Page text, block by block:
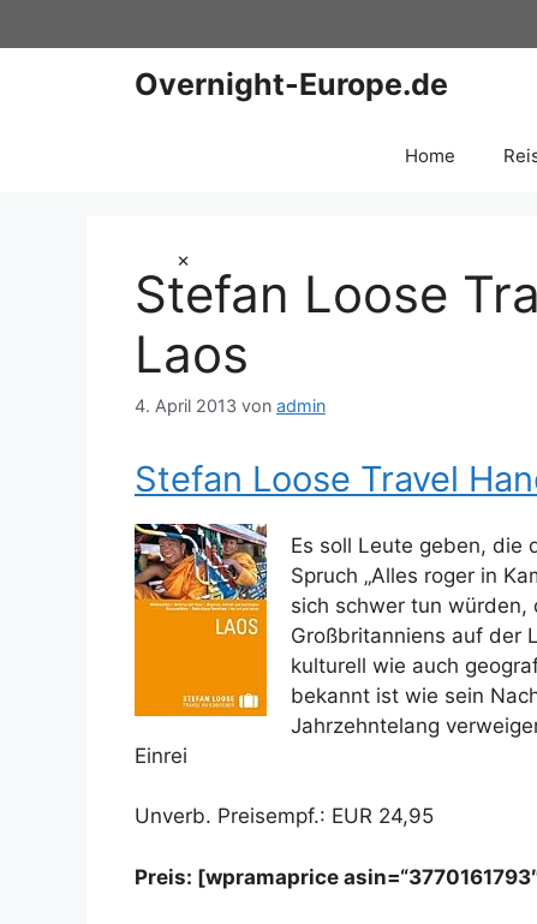
×
Inhalt
Overnight-Europe.de
Home
Stefan Loose
Laos
4. April 2013 von admin
Stefan Loose Travel
Es soll Leute geben, die
Spruch „Alles roger in
sich schwer tun würden,
Großbritanniens auf der
kulturell wie auch
bekannt ist wie sein
Jahrzehntelang
Einrei
Unverb. Preisempf.: EUR 24,95
Preis: [wpramaprice